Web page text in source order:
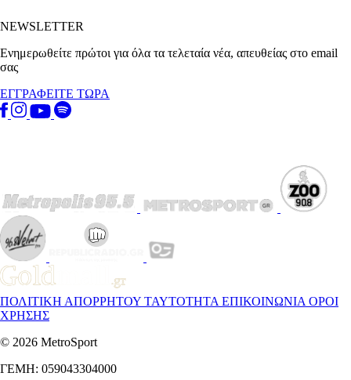
NEWSLETTER
Ενημερωθείτε πρώτοι για όλα τα τελεταία νέα, απευθείας στο email
σας
ΕΓΓΡΑΦΕΙΤΕ ΤΩΡΑ
ΠΟΛΙΤΙΚΗ ΑΠΟΡΡΗΤΟΥ ΤΑΥΤΟΤΗΤΑ ΕΠΙΚΟΙΝΩΝΙΑ ΟΡΟΙ
ΧΡΗΣΗΣ
© 2026 MetroSport
ΓΕΜΗ: 059043304000